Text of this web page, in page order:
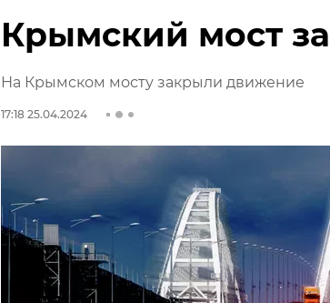
Крымский мост
На Крымском мосту закрыли движение
17:18 25.04.2024